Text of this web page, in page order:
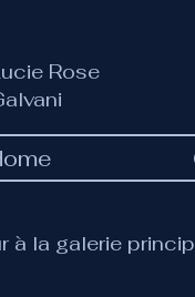
Rose
à la galerie